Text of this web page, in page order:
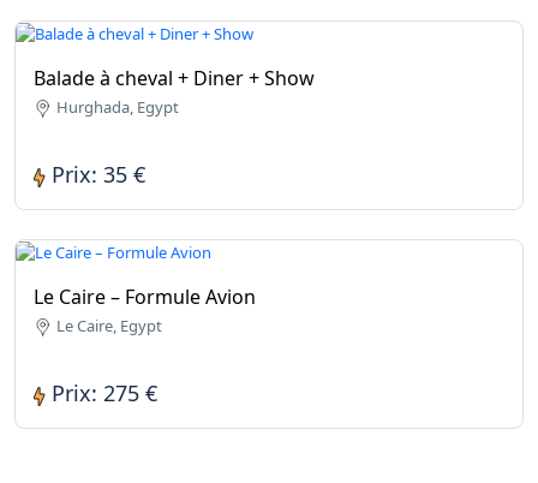
Balade à cheval + Diner + Show
Hurghada, Egypt
Prix: 35 €
Le Caire – Formule Avion
Le Caire, Egypt
Prix: 275 €